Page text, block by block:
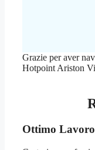
Grazie per aver
Hotpoint Ariston
Ottimo